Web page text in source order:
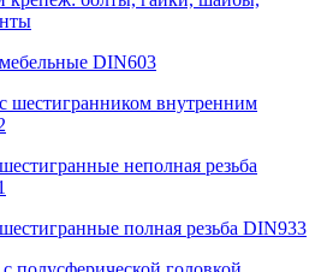
DIN603
шестигранником внутренним
неполная резьба
полная резьба DIN933